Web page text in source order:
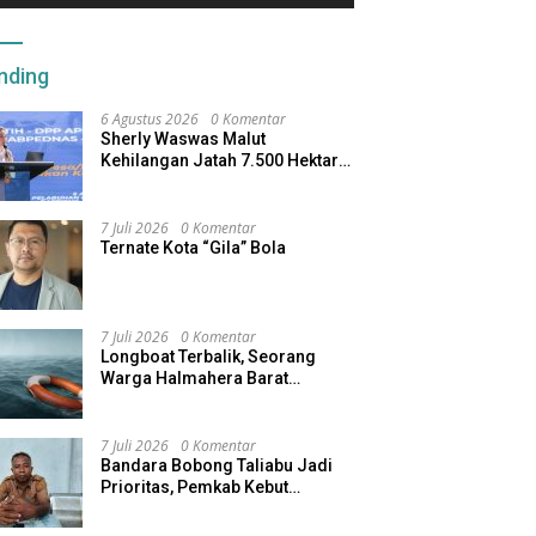
6 Agustus 2026 0 Komentar
Sherly Waswas Malut
Kehilangan Jatah 7.500 Hektare
7 Juli 2026 0 Komentar
Ternate Kota “Gila” Bola
7 Juli 2026 0 Komentar
Longboat Terbalik, Seorang
Warga Halmahera Barat
7 Juli 2026 0 Komentar
Bandara Bobong Taliabu Jadi
Prioritas, Pemkab Kebut